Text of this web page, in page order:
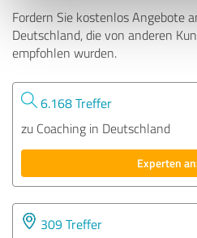
Fordern Sie kostenlos Angebote
Deutschland, die von anderen
empfohlen wurden.
6.168 Treffer
zu Coaching in Deutschland
Experten
309 Treffer